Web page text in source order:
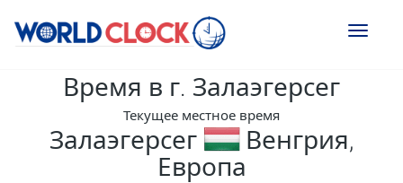
Toggle
Время в г. Залаэгерсег
Текущее местное время
Залаэгерсег
Венгрия,
Европа